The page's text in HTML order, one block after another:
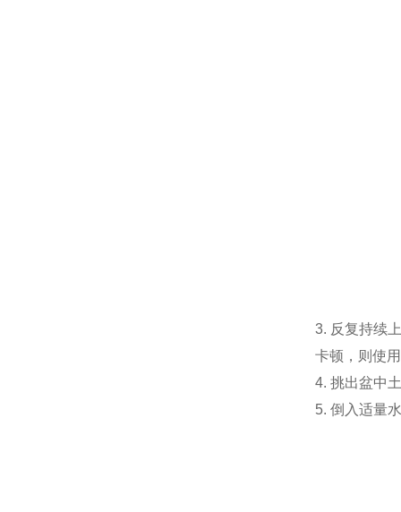
3. 反复持续
卡顿，则使
4. 挑出盆中
5. 倒入适量